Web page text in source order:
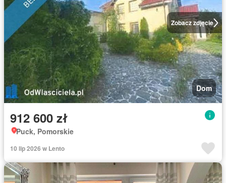
Zobacz zdjęcie
Dom
912 600 zł
Puck, Pomorskie
10 lip 2026 w Lento